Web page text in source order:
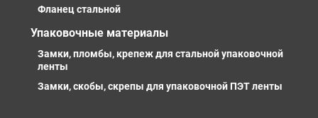
Фланец стальной
Упаковочные материалы
Замки, пломбы, крепеж для стальной упаковочной
ленты
Замки, скобы, скрепы для упаковочной ПЭТ ленты